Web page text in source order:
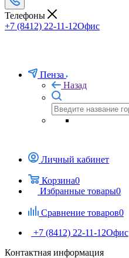
Телефоны
+7 (8412) 22-11-12Офис
Пенза
Назад
Личный кабинет
Корзина0
Избранные товары0
Сравнение товаров0
+7 (8412) 22-11-12Офис
Контактная информация